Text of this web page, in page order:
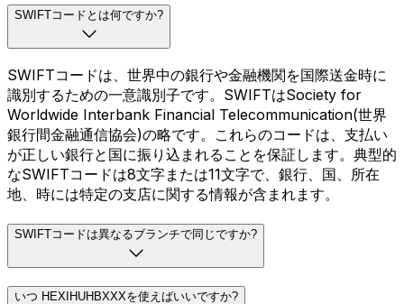
SWIFTコードとは何ですか?
SWIFTコードは、世界中の銀行や金融機関を国際送金時に
識別するための一意識別子です。SWIFTはSociety for
Worldwide Interbank Financial Telecommunication(世界
銀行間金融通信協会)の略です。これらのコードは、支払い
が正しい銀行と国に振り込まれることを保証します。典型的
なSWIFTコードは8文字または11文字で、銀行、国、所在
地、時には特定の支店に関する情報が含まれます。
SWIFTコードは異なるブランチで同じですか?
いつ HEXIHUHBXXXを使えばいいですか?